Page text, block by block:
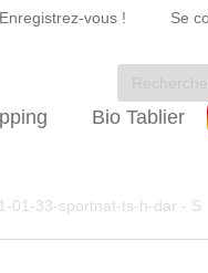
Enregistrez-vous ! Se
Bio Tablier
01-33-sportnat-ts-h-dar - S